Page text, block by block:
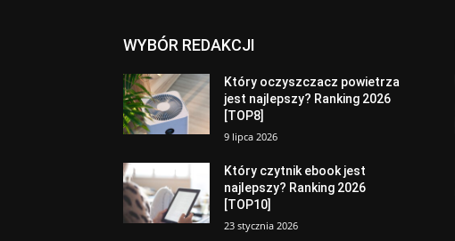
WYBÓR REDAKCJI
Który oczyszczacz powietrza
jest najlepszy? Ranking 2026
[TOP8]
9 lipca 2026
Który czytnik ebook jest
najlepszy? Ranking 2026
[TOP10]
23 stycznia 2026